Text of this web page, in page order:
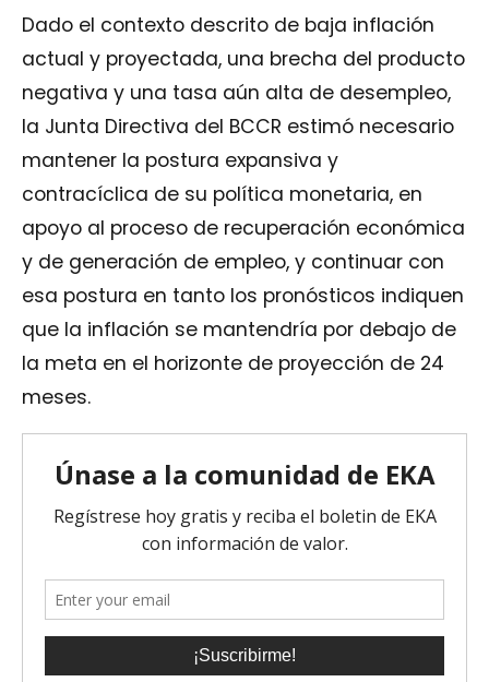
Dado el contexto descrito de baja inflación
actual y proyectada, una brecha del producto
negativa y una tasa aún alta de desempleo,
la Junta Directiva del BCCR estimó necesario
mantener la postura expansiva y
contracíclica de su política monetaria, en
apoyo al proceso de recuperación económica
y de generación de empleo, y continuar con
esa postura en tanto los pronósticos indiquen
que la inflación se mantendría por debajo de
la meta en el horizonte de proyección de 24
meses.